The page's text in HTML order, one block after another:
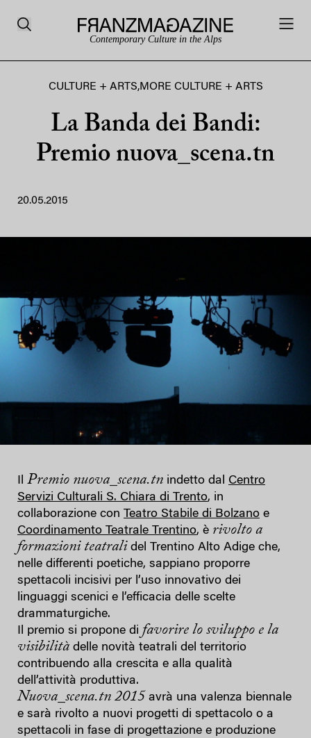
Contemporary Culture in the Alps
CULTURE + ARTS,MORE CULTURE + ARTS
La Banda dei Bandi:
Premio nuova_scena.tn
20.05.2015
Il Premio nuova_scena.tn indetto dal Centro
Servizi Culturali S. Chiara di Trento, in
collaborazione con Teatro Stabile di Bolzano e
Coordinamento Teatrale Trentino, è rivolto a
formazioni teatrali del Trentino Alto Adige che,
nelle differenti poetiche, sappiano proporre
spettacoli incisivi per l’uso innovativo dei
linguaggi scenici e l’efficacia delle scelte
drammaturgiche.
Il premio si propone di favorire lo sviluppo e la
visibilità delle novità teatrali del territorio
contribuendo alla crescita e alla qualità
dell’attività produttiva.
Nuova_scena.tn 2015 avrà una valenza biennale
e sarà rivolto a nuovi progetti di spettacolo o a
spettacoli in fase di progettazione e produzione